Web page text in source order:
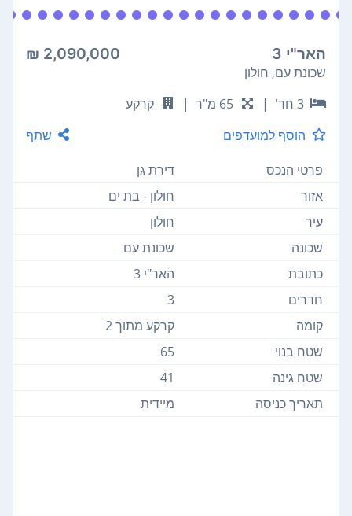
האר"י 3 2,090,000 ₪
שכונת עם, חולון
3 חד'
| 65 מ"ר |
קרקע
הוסף למועדפים
שתף
פרטי הנכס
דירת גן
אזור
חולון - בת ים
עיר
חולון
שכונה
שכונת עם
כתובת
האר"י 3
חדרים
3
קומה
קרקע מתוך 2
שטח בנוי
65
שטח גינה
41
תאריך כניסה
מיידית